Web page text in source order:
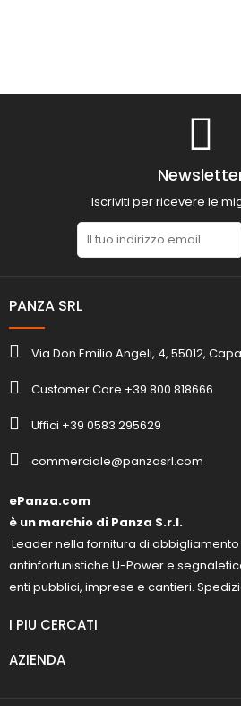
Iscriviti per ricevere le
PANZA SRL
Via Don Emilio Angeli, 4, 55012,
Customer Care +39 800 818666
Uffici +39 0583 295629
commerciale@panzasrl.com
ePanza.com
è un marchio di Panza S.r.l.
Leader nella fornitura di
antinfortunistiche U-Power e
enti pubblici, imprese e cantieri.
I PIU CERCATI
AZIENDA